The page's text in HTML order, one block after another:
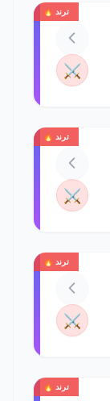
ترند 🔥
⚔️
ترند 🔥
⚔️
ترند 🔥
⚔️
ترند 🔥